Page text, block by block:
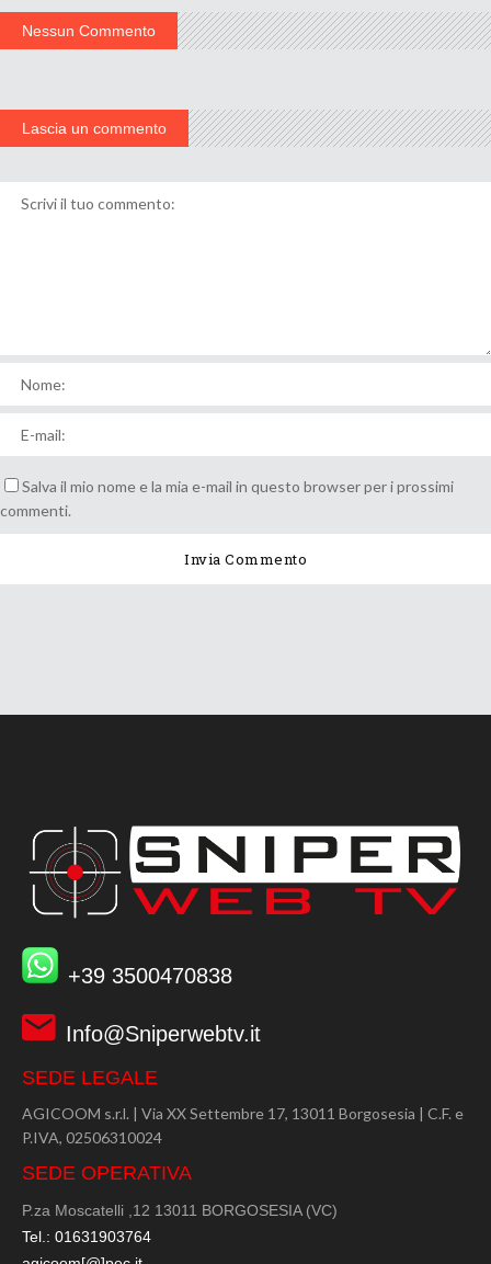
Nessun Commento
Lascia un commento
Salva il mio nome e la mia e-mail in questo browser per i prossimi
commenti.
+39 3500470838
Info@Sniperwebtv.it
SEDE LEGALE
AGICOOM s.r.l. | Via XX Settembre 17, 13011 Borgosesia | C.F. e
P.IVA, 02506310024
SEDE OPERATIVA
P.za Moscatelli ,12 13011 BORGOSESIA (VC)
Tel.: 01631903764